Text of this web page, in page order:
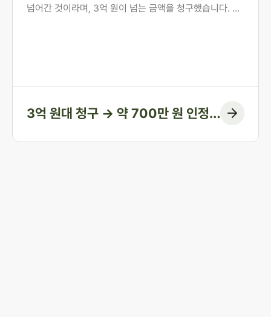
넘어간 것이라며, 3억 원이 넘는 금액을 청구했습니다. 의
3억 원대 청구 → 약 700만 원 인정